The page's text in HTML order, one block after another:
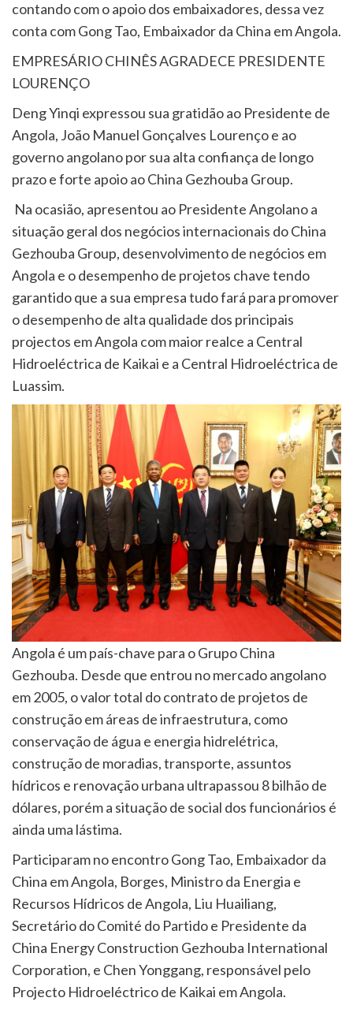
contando com o apoio dos embaixadores, dessa vez
conta com Gong Tao, Embaixador da China em Angola.
EMPRESÁRIO CHINÊS AGRADECE PRESIDENTE
LOURENÇO
Deng Yinqi expressou sua gratidão ao Presidente de
Angola, João Manuel Gonçalves Lourenço e ao
governo angolano por sua alta confiança de longo
prazo e forte apoio ao China Gezhouba Group.
Na ocasião, apresentou ao Presidente Angolano a
situação geral dos negócios internacionais do China
Gezhouba Group, desenvolvimento de negócios em
Angola e o desempenho de projetos chave tendo
garantido que a sua empresa tudo fará para promover
o desempenho de alta qualidade dos principais
projectos em Angola com maior realce a Central
Hidroeléctrica de Kaikai e a Central Hidroeléctrica de
Luassim.
Angola é um país-chave para o Grupo China
Gezhouba. Desde que entrou no mercado angolano
em 2005, o valor total do contrato de projetos de
construção em áreas de infraestrutura, como
conservação de água e energia hidrelétrica,
construção de moradias, transporte, assuntos
hídricos e renovação urbana ultrapassou 8 bilhão de
dólares, porém a situação de social dos funcionários é
ainda uma lástima.
Participaram no encontro Gong Tao, Embaixador da
China em Angola, Borges, Ministro da Energia e
Recursos Hídricos de Angola, Liu Huailiang,
Secretário do Comité do Partido e Presidente da
China Energy Construction Gezhouba International
Corporation, e Chen Yonggang, responsável pelo
Projecto Hidroeléctrico de Kaikai em Angola.